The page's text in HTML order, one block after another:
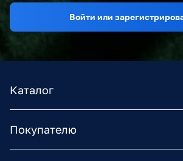
Войти или
Каталог
Покупателю